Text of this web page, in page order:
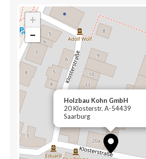
Holzbau Kohn GmbH
20 Klosterstr. A-54439
Saarburg
+
−